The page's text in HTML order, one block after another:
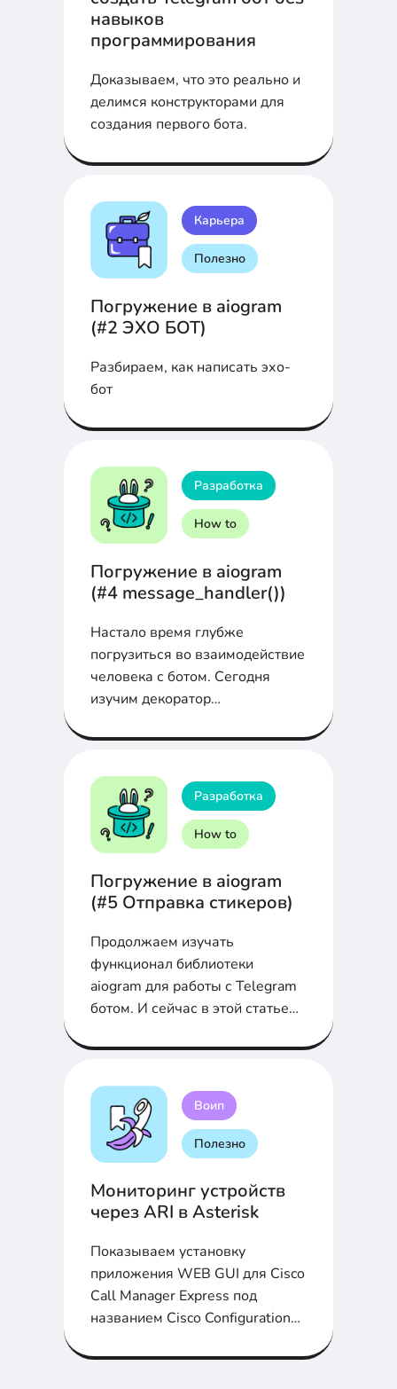
навыков
программирования
Доказываем, что это реально и
делимся конструкторами для
создания первого бота.
Карьера
Полезно
Погружение в aiogram
(#2 ЭХО БОТ)
Разбираем, как написать эхо-
бот
Разработка
How to
Погружение в aiogram
(#4 message_handler())
Настало время глубже
погрузиться во взаимодействие
человека с ботом. Сегодня
изучим декоратор
боту реагировать на
пользователя и отвечать на его
команды.
Разработка
How to
Погружение в aiogram
(#5 Отправка стикеров)
Продолжаем изучать
функционал библиотеки
aiogram для работы с Telegram
ботом. И сейчас в этой статье
отправлять стикеры
взаимодействующим.
Воип
Полезно
Мониторинг устройств
через ARI в Asterisk
Показываем установку
приложения WEB GUI для Cisco
Call Manager Express под
названием Cisco Configuration